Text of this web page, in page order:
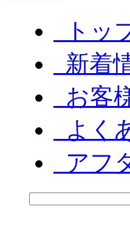
トッ
新着
お客
よく
アフ